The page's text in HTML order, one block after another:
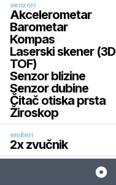
senzori
Akcelerometar
Barometar
Kompas
Laserski skener (3D
TOF)
Senzor blizine
Senzor dubine
Čitač otiska prsta
Žiroskop
emiteri
2x zvučnik